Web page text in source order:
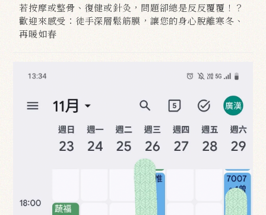
若按摩或整骨、復健或針灸，問題卻總是反反覆覆！？
歡迎來感受：徒手深層鬆筋膜，讓您的身心脫離寒冬、
再暖如春